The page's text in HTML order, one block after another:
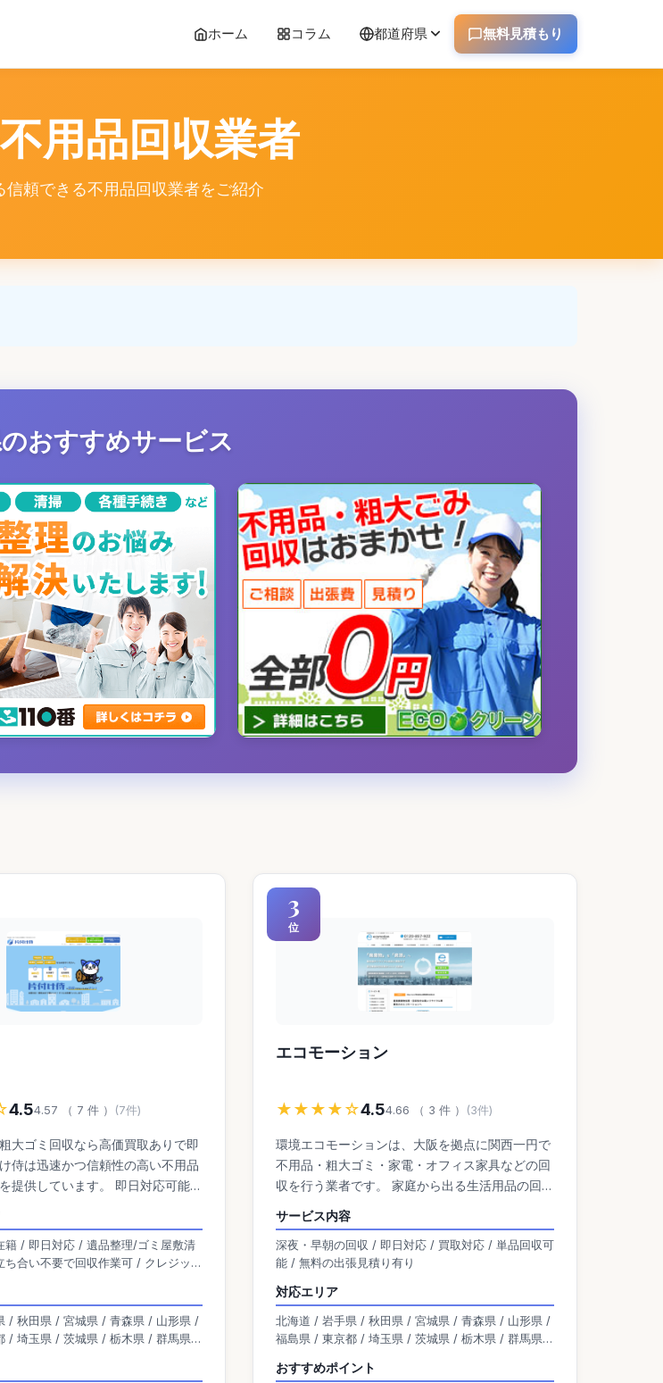
ホーム コラム 都道府県 無料見積もり
用品回収業者
信頼できる不用品回収業者をご紹介
おすすめサービス
4.54.57 （ 7 件 ） (7件)
大ゴミ回収なら高価買取ありで即
侍は迅速かつ信頼性の高い不用品
提供しています。 即日対応可能
り無料、追加費用なし、出張費無
無料などのサービスが特徴です。
時に行い、プライバシー保護や高
誇っています。 自社の買取ノウハ
取おすすめ比較の窓口の運営も行
良県の方は、出張買取の窓口｜リ
プが高価買取をご覧ください。
籍 / 即日対応 / 遺品整理/ゴミ屋敷清
合い不要で回収作業可 / クレジット
/ 秋田県 / 宮城県 / 青森県 / 山形県 /
/ 埼玉県 / 茨城県 / 栃木県 / 群馬県 /
/ 岐阜県 / 静岡県 / 愛知県 / 大阪府
3
位
エコモーション
★★★★☆4.54.66 （ 3 件 ） (3件)
環境エコモーションは、大阪を拠点に関西一円で
不用品・粗大ゴミ・家電・オフィス家具などの回
収を行う業者です。 家庭から出る生活用品の回収
はもちろん、事務所・店舗の移転や閉店時の大量
回収にも対応。 再利用・再資源化を重視し、リサ
イクルによる処分コスト削減を実現しています。
サービス内容
深夜・早朝の回収 / 即日対応 / 買取対応 / 単品回収可
能 / 無料の出張見積り有り
対応エリア
北海道 / 岩手県 / 秋田県 / 宮城県 / 青森県 / 山形県 /
福島県 / 東京都 / 埼玉県 / 茨城県 / 栃木県 / 群馬県 /
/ 山梨県 / 長野県 / 岐阜県 / 静岡県 / 愛知県 / 大阪府
おすすめポイント